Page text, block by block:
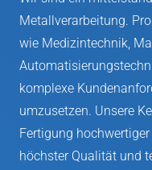
Metallverarbeitung.
wie Medizintechnik,
komplexe
umzusetzen. Unsere
Fertigung
höchster Qualität und